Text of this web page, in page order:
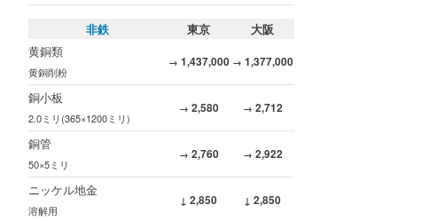
非鉄 東京
大阪
黄銅類
黄銅削粉
→ 1,437,000 → 1,377,000
銅小板
2.0ミリ(365×1200ミリ)
→ 2,580 → 2,712
銅管
50×5ミリ
→ 2,760 → 2,922
ニッケル地金
溶解用
↓ 2,850 ↓ 2,850